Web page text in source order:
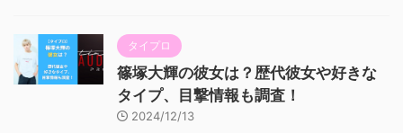
タイプロ
篠塚大輝の彼女は？歴代彼女や好きな
タイプ、目撃情報も調査！
2024/12/13